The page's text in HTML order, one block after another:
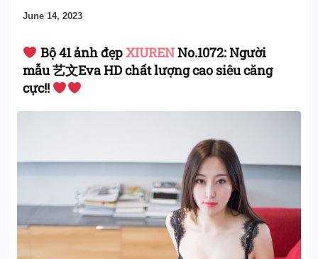
June 14, 2023
Bộ 41 ảnh đẹpXIURENNo.1072: Người
mẫu 艺文Eva HD chất lượng cao siêu căng
cực!!